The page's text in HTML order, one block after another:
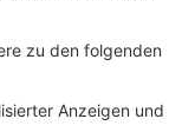
dass
können